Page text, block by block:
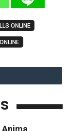
ONLINE
Anima